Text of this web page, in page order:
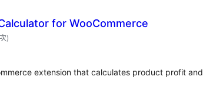
for WooCommerce
評
分)
extension that calculates product profit and